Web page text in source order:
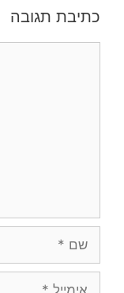
כתיבת תגובה